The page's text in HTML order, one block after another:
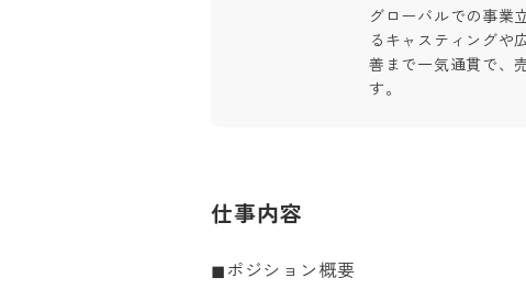
グローバルでの事業
るキャスティングや
善まで一気通貫で、
す。
仕事内容
◼︎ポジション概要